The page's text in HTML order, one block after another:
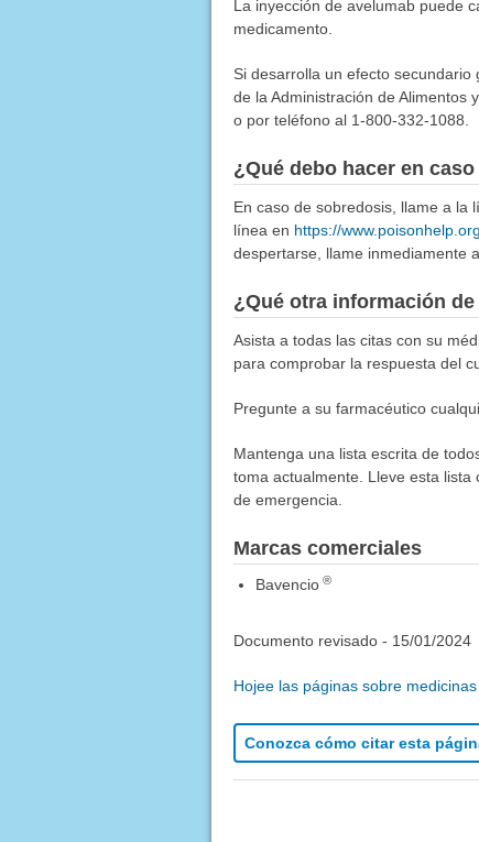
La inyección de avelumab puede
medicamento.
Si desarrolla un efecto
de la Administración de Alimentos
o por teléfono al 1-800-332-1088.
¿Qué debo hacer en
En caso de sobredosis, llame a la
línea en https://
despertarse, llame inmediamente
¿Qué otra información
Asista a todas las citas con su
para comprobar la respuesta del
Pregunte a su farmacéutico
Mantenga una lista escrita de
toma actualmente. Lleve esta
de emergencia.
Marcas comerciales
Bavencio ®
Documento revisado - 15/01/2024
Hojee las páginas sobre medicinas
Conozca cómo citar esta